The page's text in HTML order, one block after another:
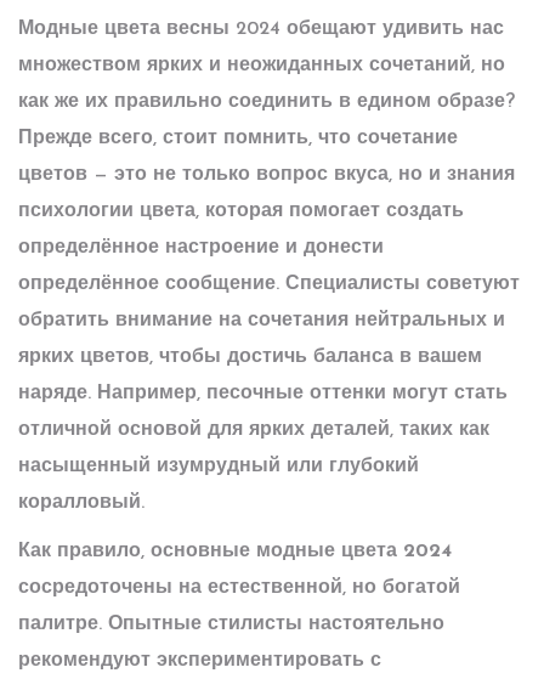
Модные цвета весны 2024 обещают удивить нас
множеством ярких и неожиданных сочетаний, но
как же их правильно соединить в едином образе?
Прежде всего, стоит помнить, что сочетание
цветов — это не только вопрос вкуса, но и знания
психологии цвета, которая помогает создать
определённое настроение и донести
определённое сообщение. Специалисты советуют
обратить внимание на сочетания нейтральных и
ярких цветов, чтобы достичь баланса в вашем
наряде. Например, песочные оттенки могут стать
отличной основой для ярких деталей, таких как
насыщенный изумрудный или глубокий
коралловый.
Как правило, основные модные цвета 2024
сосредоточены на естественной, но богатой
палитре. Опытные стилисты настоятельно
рекомендуют экспериментировать с